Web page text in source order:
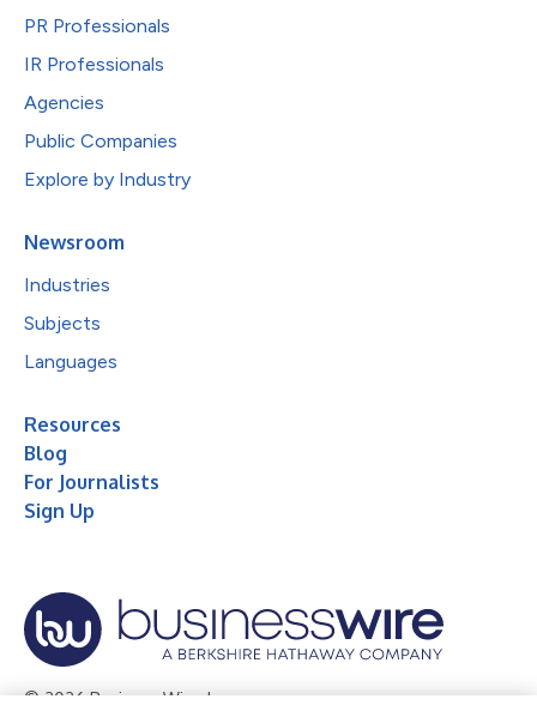
PR Professionals
IR Professionals
Agencies
Public Companies
Explore by Industry
Newsroom
Industries
Subjects
Languages
Resources
Blog
For Journalists
Sign Up
© 2026 Business Wire, Inc.